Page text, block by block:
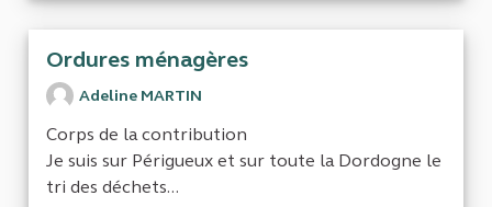
Ordures ménagères
Adeline MARTIN
Corps de la contribution
Je suis sur Périgueux et sur toute la Dordogne le
tri des déchets...